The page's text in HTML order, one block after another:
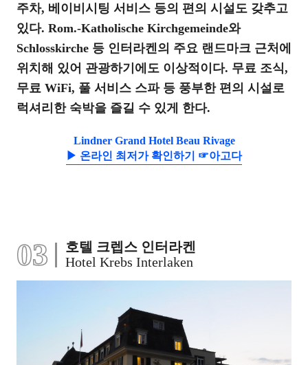
주차, 베이비시팅 서비스 등의 편의 시설도 갖추고
있다. Rom.-Katholische Kirchgemeinde와
Schlosskirche 등 인터라켄의 주요 랜드마크 근처에
위치해 있어 관광하기에도 이상적이다. 무료 조식,
무료 WiFi, 풀 서비스 스파 등 풍부한 편의 시설로
럭셔리한 숙박을 즐길 수 있게 한다.
Lindner Grand Hotel Beau Rivage
▶ 온라인 최저가 확인하기 ☞아고다
03
호텔 크렙스 인터라켄
Hotel Krebs Interlaken